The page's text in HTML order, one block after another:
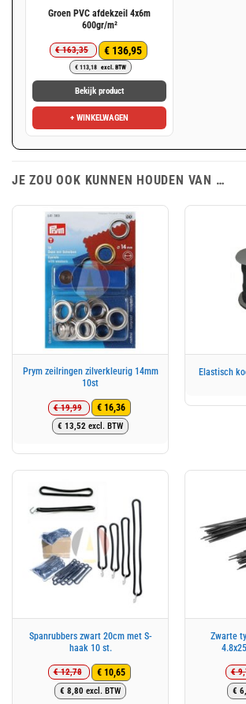
Groen PVC afdekzeil 4x6m
600gr/m²
€163,35
Oorspronkelijke
prijs
was:
€ 163,35.
€136,95
Huidige
prijs
is:
€ 136,95.
€113,18 excl. BTW
Bekijk product
+ WINKELWAGEN
JE ZOU OOK KUNNEN HOUDEN VAN …
Prym zeilringen zilverkleurig 14mm
10st
€19,99
Oorspronkelijke
prijs
€ 19,99.
€ 16,36
Huidige
prijs
€ 16,36.
€ 13,52 excl. BTW
Elastisch
Spanrubbers zwart 20cm met S-
haak 10 st.
€12,78
Oorspronkelijke
prijs
€ 10,65
Huidige
prijs
€ 8,80 excl. BTW
Zwarte
€
€